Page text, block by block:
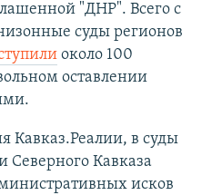
"ДНР". Всего с
суды регионов
около 100
оставлении
Кавказ.Реалии, в суды
Северного Кавказа
исков